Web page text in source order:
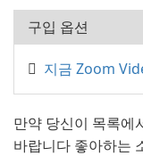
구입 옵션
지금 Zoom
만약 당신이 목록에
바랍니다 좋아하는